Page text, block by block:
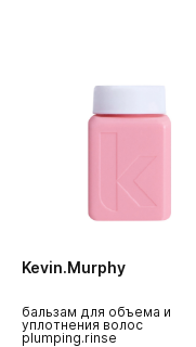
Kevin.Murphy
бальзам для объема и
уплотнения волос
plumping.rinse